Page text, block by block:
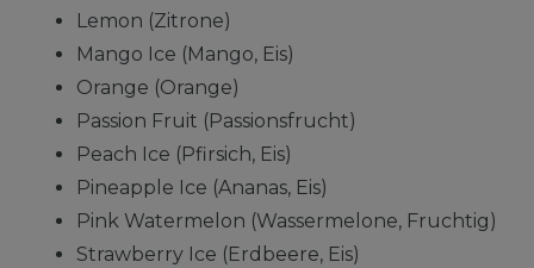
Lemon (Zitrone)
Mango Ice (Mango, Eis)
Orange (Orange)
Passion Fruit (Passionsfrucht)
Peach Ice (Pfirsich, Eis)
Pineapple Ice (Ananas, Eis)
Pink Watermelon (Wassermelone, Fruchtig)
Strawberry Ice (Erdbeere, Eis)